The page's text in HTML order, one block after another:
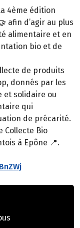
4ème édition
afin d’agir au plus
alimentaire et en
bio et de
de produits
donnés par les
et solidaire ou
qui
de précarité.
Collecte Bio
à Epône 📍.